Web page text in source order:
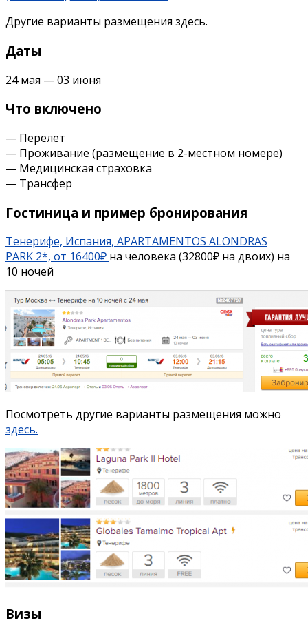
Другие варианты размещения здесь.
Даты
24 мая — 03 июня
Что включено
— Перелет
— Проживание (размещение в 2-местном номере)
— Медицинская страховка
— Трансфер
Гостиница и пример бронирования
Тенерифе, Испания, APARTAMENTOS ALONDRAS
PARK 2*, от 16400₽ на человека (32800₽ на двоих) на
10 ночей
Посмотреть другие варианты размещения можно
здесь.
Визы